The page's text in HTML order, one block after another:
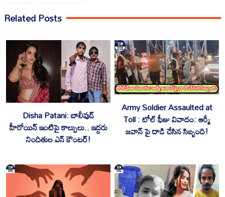
Related Posts
‎Disha Patani: బాలీవుడ్
హీరోయిన్ ఇంటిపై కాల్పులు.. ఇద్దరు
నిందితుల ఎన్ కౌంటర్!
Army Soldier Assaulted at
Toll : టోల్ ఫీజు వివాదం: ఆర్మీ
జవాన్‌ పై దాడి చేసిన సిబ్బంది!